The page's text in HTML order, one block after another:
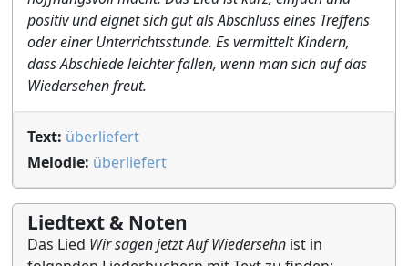
positiv und eignet sich gut als Abschluss eines Treffens
oder einer Unterrichtsstunde. Es vermittelt Kindern,
dass Abschiede leichter fallen, wenn man sich auf das
Wiedersehen freut.
Text: überliefert
Melodie: überliefert
Liedtext & Noten
Das Lied Wir sagen jetzt Auf Wiedersehn ist in